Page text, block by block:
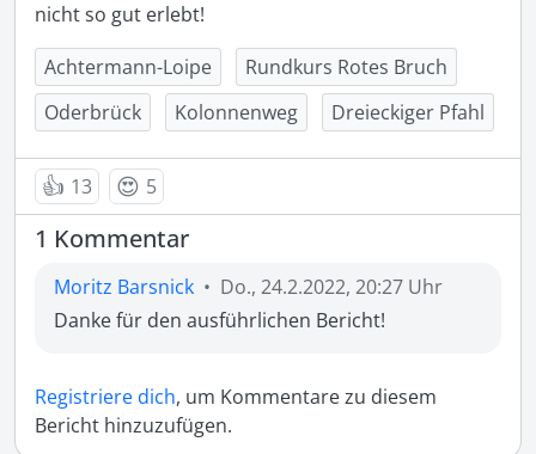
nicht so gut erlebt!
Achtermann-Loipe
Rundkurs Rotes Bruch
Oderbrück
Kolonnenweg Dreieckiger Pfahl
👍 13 😍 5
1 Kommentar
Moritz Barsnick • Do., 24.2.2022, 20:27 Uhr
Danke für den ausführlichen Bericht!
Registriere dich, um Kommentare zu diesem
Bericht hinzuzufügen.